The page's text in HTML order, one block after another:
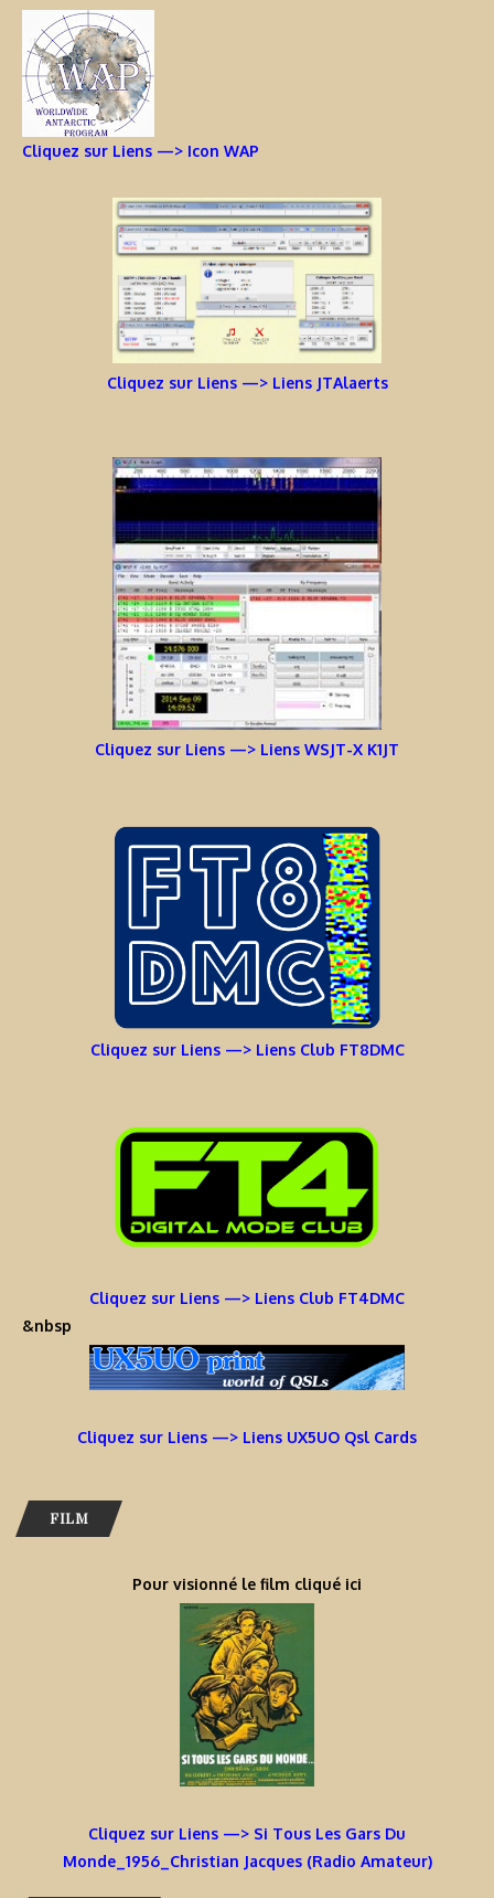
Cliquez sur Liens —> Icon WAP
Cliquez sur Liens —> Liens JTAlaerts
Cliquez sur Liens —> Liens WSJT-X K1JT
Cliquez sur Liens —> Liens Club FT8DMC
Cliquez sur Liens —> Liens Club FT4DMC
&nbsp
Cliquez sur Liens —> Liens UX5UO Qsl Cards
FILM
Pour visionné le film cliqué ici
Cliquez sur Liens —> Si Tous Les Gars Du
Monde_1956_Christian Jacques (Radio Amateur)